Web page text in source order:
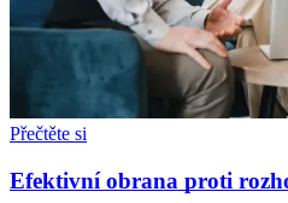
Přečtěte si
Efektivní obrana proti